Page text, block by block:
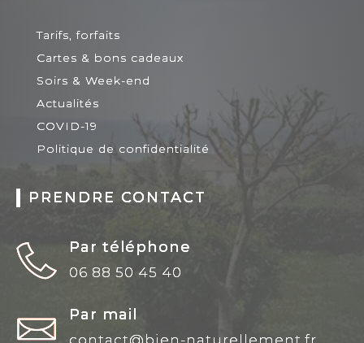
Tarifs, forfaits
Cartes & bons cadeaux
Soirs & Week-end
Actualités
COVID-19
Politique de confidentialité
PRENDRE CONTACT
Par téléphone
06 88 50 45 40
Par mail